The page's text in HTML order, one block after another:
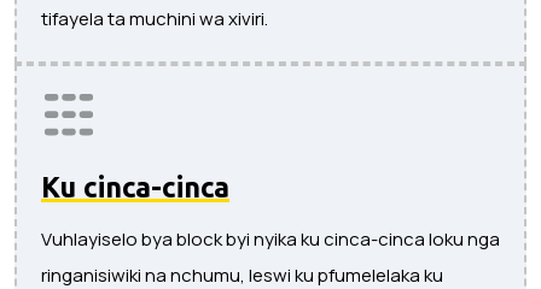
tifayela ta muchini wa xiviri.
Ku cinca-cinca
Vuhlayiselo bya block byi nyika ku cinca-cinca loku nga
ringanisiwiki na nchumu, leswi ku pfumelelaka ku